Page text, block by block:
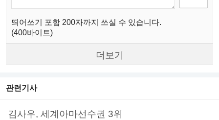
띄어쓰기 포함 200자까지 쓰실 수 있습니다.
(400바이트)
더보기
관련기사
김사우, 세계아마선수권 3위